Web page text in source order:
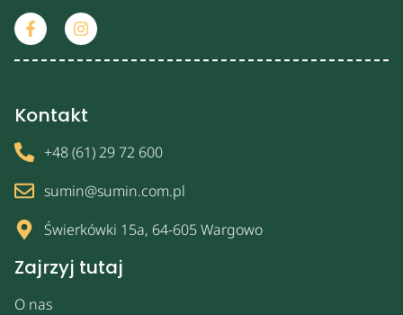
Zajrzyj tutaj
O nas
Kontakt
+48 (61) 29 72 600
sumin@sumin.com.pl
Świerkówki 15a, 64-605 Wargowo